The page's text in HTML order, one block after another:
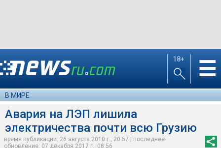
18+ ☰
В МИРЕ
Авария на ЛЭП лишила
электричества почти всю Грузию
время публикации: 26 августа 2010 г., 20:57 | последнее
обновление: 07 декабря 2017 г., 08:56